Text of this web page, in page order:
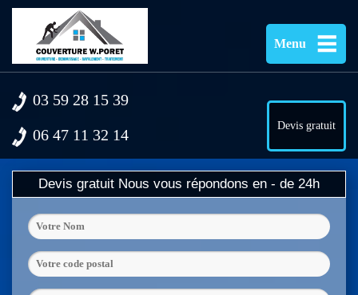
Menu
03 59 28 15 39
06 47 11 32 14
Devis gratuit
Devis gratuit Nous vous répondons en - de 24h